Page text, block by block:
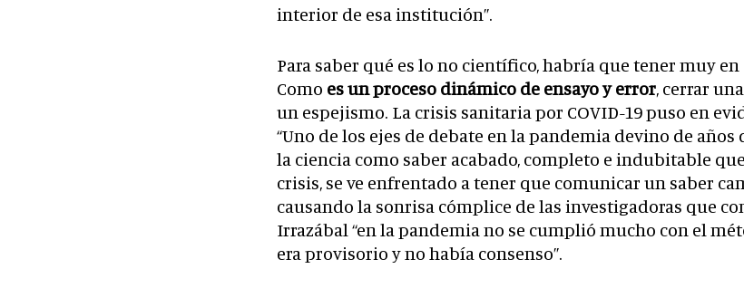
interior de esa institución”.
Para saber qué es lo no científico, habría que tener muy
Como es un proceso dinámico de ensayo y error, cerrar
un espejismo. La crisis sanitaria por COVID-19 puso en
“Uno de los ejes de debate en la pandemia devino de
la ciencia como saber acabado, completo e indubitable
crisis, se ve enfrentado a tener que comunicar un saber
causando la sonrisa cómplice de las investigadoras que
Irrazábal “en la pandemia no se cumplió mucho con el
era provisorio y no había consenso”.